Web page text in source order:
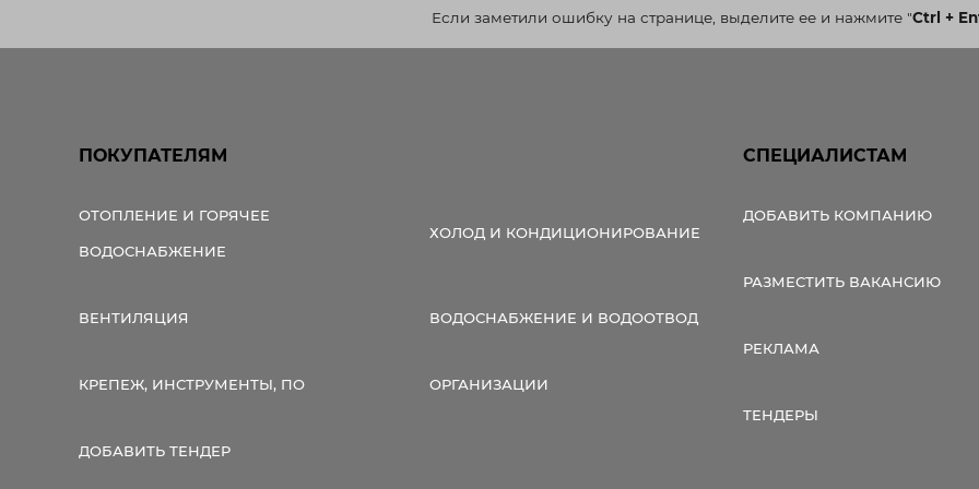
Если заметили ошибку на странице, выделите ее и нажмите"Ctrl +
ПОКУПАТЕЛЯМ
ОТОПЛЕНИЕ И ГОРЯЧЕЕ
ВОДОСНАБЖЕНИЕ
ХОЛОД И КОНДИЦИОНИРОВАНИЕ
ВЕНТИЛЯЦИЯ ВОДОСНАБЖЕНИЕ И ВОДООТВОД
КРЕПЕЖ, ИНСТРУМЕНТЫ, ПО ОРГАНИЗАЦИИ
ДОБАВИТЬ ТЕНДЕР
СПЕЦИАЛИСТАМ
ДОБАВИТЬ КОМПАНИЮ
РАЗМЕСТИТЬ ВАКАНСИЮ
РЕКЛАМА
ТЕНДЕРЫ